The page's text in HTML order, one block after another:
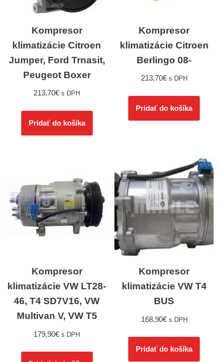
Kompresor
klimatizácie Citroen
Jumper, Ford Trnasit,
Peugeot Boxer
213,70€ s DPH
Pridať do košíka
Kompresor
klimatizácie Citroen
Berlingo 08-
213,70€ s DPH
Pridať do košíka
Kompresor
klimatizácie VW LT28-
46, T4 SD7V16, VW
Multivan V, VW T5
179,90€ s DPH
Kompresor
klimatizácie VW T4
BUS
168,90€ s DPH
Pridať do košíka